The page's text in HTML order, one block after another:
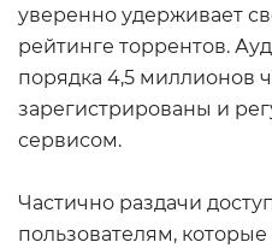
уверенно удерживает
рейтинге торрентов.
порядка 4,5 миллионов
зарегистрированы и
сервисом.
Частично раздачи
пользователям,